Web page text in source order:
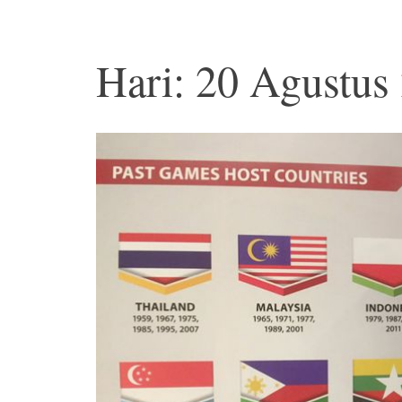
Hari: 20 Agustus